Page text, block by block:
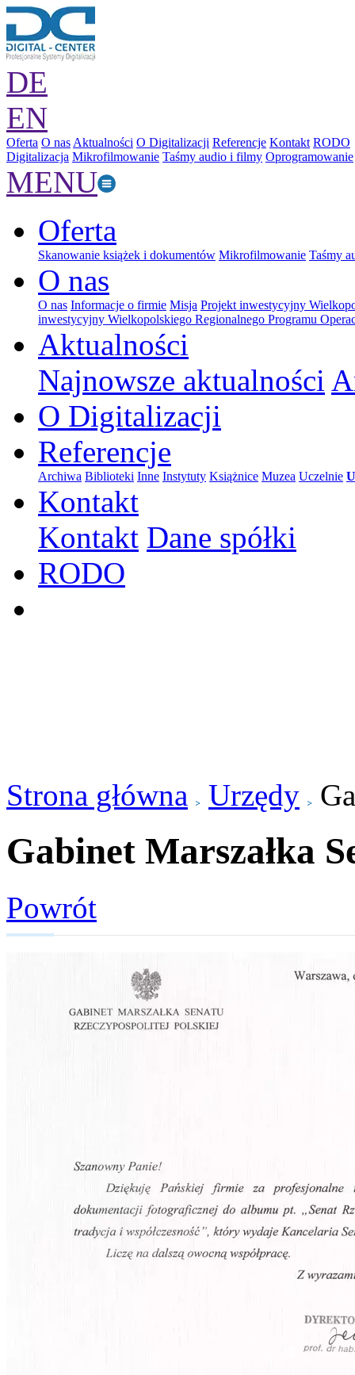
DE
EN
Oferta O nas Aktualności O Digitalizacji Referencje Kontakt RODO
Digitalizacja Mikrofilmowanie Taśmy audio i filmy Oprogramowanie
MENU
Oferta
Skanowanie książek i dokumentów Mikrofilmowanie Taśmy
O nas
O nas Informacje o firmie Misja Projekt inwestycyjny
inwestycyjny Wielkopolskiego Regionalnego Programu
Aktualności
Najnowsze aktualności
O Digitalizacji
Referencje
Archiwa Biblioteki Inne Instytuty Książnice Muzea Uczelnie
Kontakt
Kontakt Dane spółki
RODO
Strona główna Urzędy
Gabinet Marszałka
Powrót